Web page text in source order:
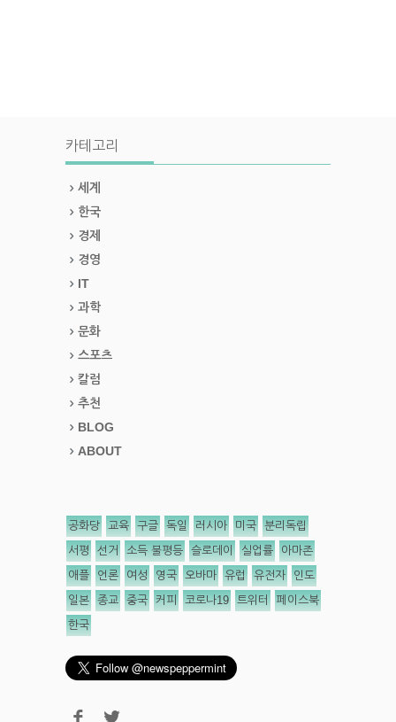
카테고리
세계
한국
경제
경영
IT
과학
문화
스포츠
칼럼
추천
BLOG
ABOUT
공화당 교육 구글 독일 러시아 미국 분리독립
서평 선거 소득 불평등 슬로데이 실업률 아마존
애플 언론 여성 영국 오바마 유럽 유전자 인도
일본 종교 중국 커피 코로나19 트위터 페이스북
한국